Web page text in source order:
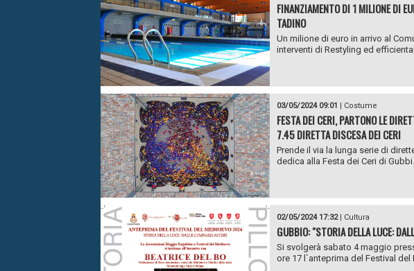
FINANZIAMENTO DI 1 MILIONE DI
TADINO
Un milione di euro in arrivo al
interventi di Restyling ed
03/05/2024 09:01 | Costume
FESTA DEI CERI, PARTONO LE
7.45 DIRETTA DISCESA DEI CERI
Prende il via la lunga serie di
dedica alla Festa dei Ceri di
02/05/2024 17:32| Cultura
GUBBIO: "STORIA DELLA LUCE:
Si svolgerà sabato 4 maggio
ore 17 l`anteprima del Festival del